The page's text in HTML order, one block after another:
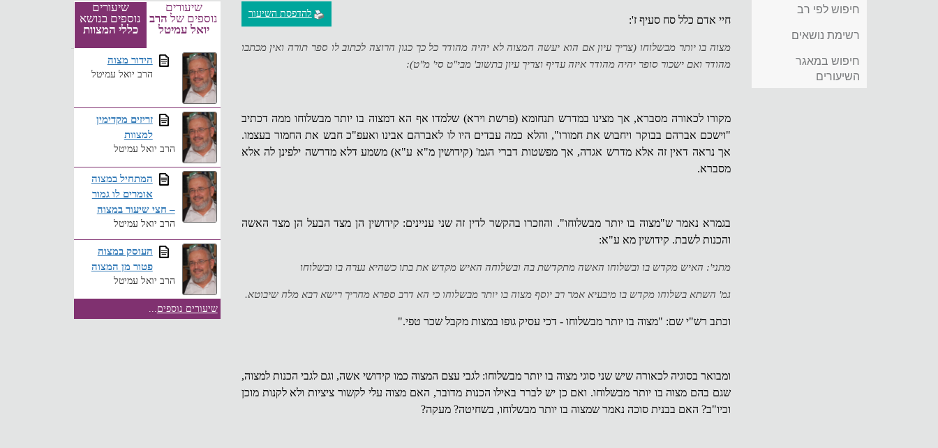
חיפוש לפי רב
רשימת נושאים
חיפוש במאגר
השיעורים
להדפסת השיעור
חיי אדם כלל סח סעיף ז':
מצוה בו יותר מבשלוחו (צריך עיון אם הוא יעשה המצוה לא יהיה מהודר כל כך כגון הרוצה לכתוב לו ספר תורה ואין מכתבו
מהודר ואם ישכור סופר יהיה מהודר איזה עדיף וצריך עיון בתשוב' מבי"ט סי' מ"ט):
מקורו לכאורה מסברא, אך מצינו במדרש תנחומא (פרשת וירא) שלמדו אף הא דמצוה בו יותר מבשלוחו ממה דכתיב
"וישכם אברהם בבוקר ויחבוש את חמורו", והלא כמה עבדים היו לו לאברהם אבינו ואעפ"כ חבש את החמור בעצמו.
אך נראה דאין זה אלא מדרש אגדה, אך מפשטות דברי הגמ' (קידושין מ"א ע"א) משמע דלא מדרשה ילפינן לה אלא
מסברא.
בגמרא נאמר ש"מצוה בו יותר מבשלוחו". והוזכרו בהקשר לדין זה שני עניינים: קידושין הן מצד הבעל הן מצד האשה
והכנות לשבת. קידושין מא ע"א:
מתני': האיש מקדש בו ובשלוחו האשה מתקדשת בה ובשלוחה האיש מקדש את בתו כשהיא נערה בו ובשלוחו
גמ' השתא בשלוחו מקדש בו מיבעיא אמר רב יוסף מצוה בו יותר מבשלוחו כי הא דרב ספרא מחריך רישא רבא מלח שיבוטא.
וכתב רש"י שם: "מצוה בו יותר מבשלוחו - דכי עסיק גופו במצות מקבל שכר טפי."
ומבואר בסוגיה לכאורה שיש שני סוגי מצוה בו יותר מבשלוחו: לגבי עצם המצוה כמו קידושי אשה, וגם לגבי הכנות למצוה,
שגם בהם מצוה בו יותר מבשלוחו. ואם כן יש לברר באילו הכנות מדובר, האם מצוה עלי לקשור ציציות ולא לקנות מוכן
וכיו"ב? האם בבנית סוכה נאמר שמצוה בו יותר מבשלוחו, בשחיטה? מעקה?
שיעורים
נוספים של הרב
יואל עמיטל
שיעורים
נוספים בנושא
כללי המצוות
הידור מצוה
הרב יואל עמיטל
זריזים מקדימין
למצוות
הרב יואל עמיטל
המתחיל במצוה
אומרים לו גמור
– חצי שיעור במצוה
הרב יואל עמיטל
העוסק במצוה
פטור מן המצוה
הרב יואל עמיטל
שיעורים נוספים...